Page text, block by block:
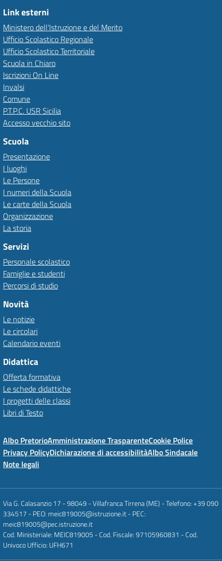
Link esterni
Ministero dell'Istruzione e del Merito
Ufficio Scolastico Regionale
Ufficio Scolastico Territoriale
Scuola in Chiaro
Iscrizioni On Line
Invalsi
Comune
P.T.P.C. USR Sicilia
Accesso vecchio sito
Scuola
Presentazione
I luoghi
Le Persone
I numeri della Scuola
Le carte della Scuola
Organizzazione
La storia
Servizi
Personale scolastico
Famiglie e studenti
Percorsi di studio
Novità
Le notizie
Le circolari
Calendario eventi
Didattica
Offerta formativa
Le schede didattiche
I progetti delle classi
Libri di Testo
Albo PretorioAmministrazione TrasparenteCookie Police
Privacy PolicyDichiarazione di accessibilitàAlbo Sindacale
Note legali
Via G. Calasanzio 17 - 98049 - Villafranca Tirrena (ME) - Telefono: +39 090
334517 - PEO: meic819005@istruzione.it - PEC:
meic819005@pec.istruzione.it
Cod. Ministeriale: MEIC819005 - Cod. Fiscale: 97105960831 - Cod.
Univoco Ufficio: UFH671